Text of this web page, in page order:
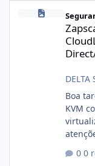
Zapscape (CVE-
DELTA
Boa
KVM
xjx23zz5f Criamos uma
0